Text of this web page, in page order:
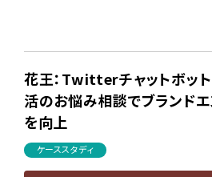
花王：Twitterチャットボッ
活のお悩み相談でブランド
を向上
ケーススタディ